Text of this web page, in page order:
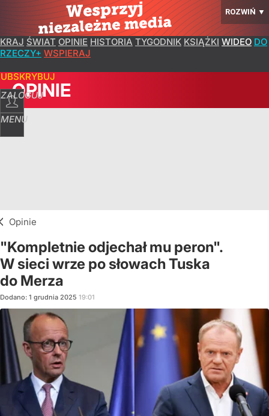
ROZWIŃ ▼
KRAJ ŚWIAT OPINIE HISTORIA TYGODNIK KSIĄŻKI WIDEO DO
RZECZY+ WSPIERAJ
ZALOGUJ
MENU
OPINIE
Opinie
"Kompletnie odjechał mu peron".
W sieci wrze po słowach Tuska
do Merza
Dodano: 1 grudnia 2025 19:01